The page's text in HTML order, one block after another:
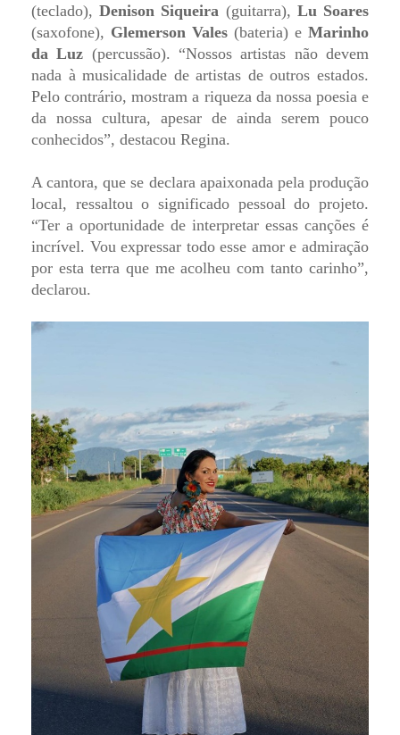
(teclado),Denison Siqueira (guitarra), Lu Soares
(saxofone), Glemerson Vales (bateria) e Marinho
da Luz (percussão). “Nossos artistas não devem
nada à musicalidade de artistas de outros estados.
Pelo contrário, mostram a riqueza da nossa poesia e
da nossa cultura, apesar de ainda serem pouco
conhecidos”, destacou Regina.
A cantora, que se declara apaixonada pela produção
local, ressaltou o significado pessoal do projeto.
“Ter a oportunidade de interpretar essas canções é
incrível. Vou expressar todo esse amor e admiração
por esta terra que me acolheu com tanto carinho”,
declarou.